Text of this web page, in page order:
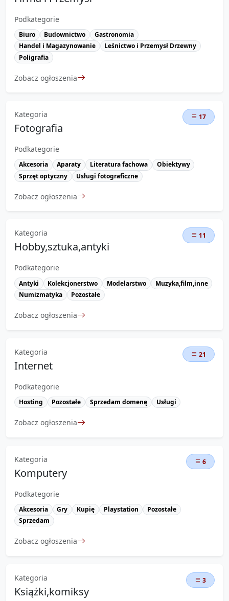
Podkategorie
Biuro Budownictwo
Gastronomia
Handel i Magazynowanie
Leśnictwo i Przemysł Drzewny
Poligrafia
Zobacz ogłoszenia
Kategoria
Fotografia
17
Podkategorie
Akcesoria Aparaty Literatura fachowa
Obiektywy
Sprzęt optyczny
Usługi fotograficzne
Zobacz ogłoszenia
Kategoria
Hobby,sztuka,antyki
11
Podkategorie
Antyki Kolekcjonerstwo Modelarstwo
Muzyka,film,inne
Numizmatyka
Pozostałe
Zobacz ogłoszenia
Kategoria
Internet
21
Podkategorie
Hosting Pozostałe Sprzedam domenę Usługi
Zobacz ogłoszenia
Kategoria
Komputery
6
Podkategorie
Akcesoria Gry Kupię Playstation
Pozostałe
Sprzedam
Zobacz ogłoszenia
Kategoria
Książki,komiksy
3